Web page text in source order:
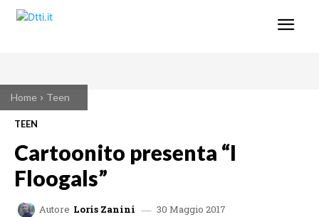
Home Teen
TEEN
Cartoonito presenta “I
Floogals”
Autore Loris Zanini 30 Maggio 2017